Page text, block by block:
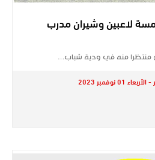
لاعبين وشيران مدرب
منتظرا منه في ودية شباب…